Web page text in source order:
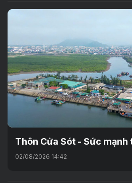
Thôn Cửa Sót - Sức mạnh
02/08/2026 14:42